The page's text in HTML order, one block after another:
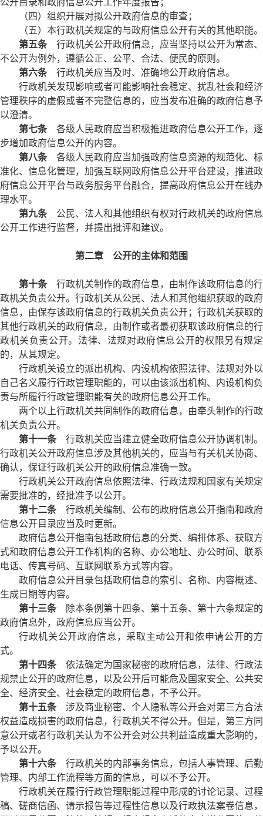
公开目录和政府信息公开工作年度报告；
（四）组织开展对拟公开政府信息的审查；
（五）本行政机关规定的与政府信息公开有关的其他职能。
第五条行政机关公开政府信息，应当坚持以公开为常态、
不公开为例外，遵循公正、公平、合法、便民的原则。
第六条行政机关应当及时、准确地公开政府信息。
行政机关发现影响或者可能影响社会稳定、扰乱社会和经济
管理秩序的虚假或者不完整信息的，应当发布准确的政府信息予
以澄清。
第七条各级人民政府应当积极推进政府信息公开工作，逐
步增加政府信息公开的内容。
第八条各级人民政府应当加强政府信息资源的规范化、标
准化、信息化管理，加强互联网政府信息公开平台建设，推进政
府信息公开平台与政务服务平台融合，提高政府信息公开在线办
理水平。
第九条公民、法人和其他组织有权对行政机关的政府信息
公开工作进行监督，并提出批评和建议。
第二章 公开的主体和范围
第十条行政机关制作的政府信息，由制作该政府信息的行
政机关负责公开。行政机关从公民、法人和其他组织获取的政府
信息，由保存该政府信息的行政机关负责公开；行政机关获取的
其他行政机关的政府信息，由制作或者最初获取该政府信息的行
政机关负责公开。法律、法规对政府信息公开的权限另有规定
的，从其规定。
行政机关设立的派出机构、内设机构依照法律、法规对外以
自己名义履行行政管理职能的，可以由该派出机构、内设机构负
责与所履行行政管理职能有关的政府信息公开工作。
两个以上行政机关共同制作的政府信息，由牵头制作的行政
机关负责公开。
第十一条行政机关应当建立健全政府信息公开协调机制。
行政机关公开政府信息涉及其他机关的，应当与有关机关协商、
确认，保证行政机关公开的政府信息准确一致。
行政机关公开政府信息依照法律、行政法规和国家有关规定
需要批准的，经批准予以公开。
第十二条行政机关编制、公布的政府信息公开指南和政府
信息公开目录应当及时更新。
政府信息公开指南包括政府信息的分类、编排体系、获取方
式和政府信息公开工作机构的名称、办公地址、办公时间、联系
电话、传真号码、互联网联系方式等内容。
政府信息公开目录包括政府信息的索引、名称、内容概述、
生成日期等内容。
第十三条除本条例第十四条、第十五条、第十六条规定的
政府信息外，政府信息应当公开。
行政机关公开政府信息，采取主动公开和依申请公开的方
式。
第十四条依法确定为国家秘密的政府信息，法律、行政法
规禁止公开的政府信息，以及公开后可能危及国家安全、公共安
全、经济安全、社会稳定的政府信息，不予公开。
第十五条涉及商业秘密、个人隐私等公开会对第三方合法
权益造成损害的政府信息，行政机关不得公开。但是，第三方同
意公开或者行政机关认为不公开会对公共利益造成重大影响的，
予以公开。
第十六条行政机关的内部事务信息，包括人事管理、后勤
管理、内部工作流程等方面的信息，可以不予公开。
行政机关在履行行政管理职能过程中形成的讨论记录、过程
稿、磋商信函、请示报告等过程性信息以及行政执法案卷信息，